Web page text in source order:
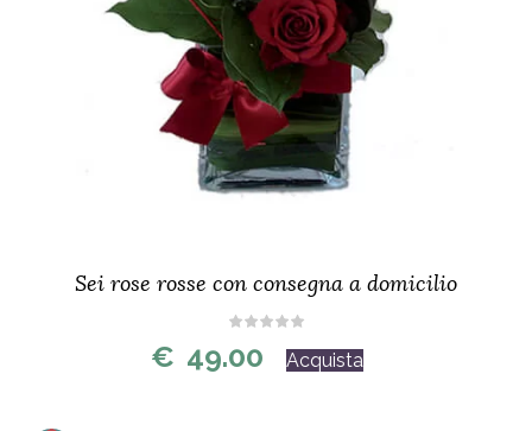
Sei rose rosse con consegna a domicilio
€ 49.00 Acquista